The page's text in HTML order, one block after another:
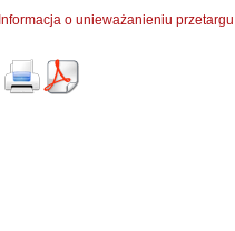
Informacja o unieważanieniu przetargu